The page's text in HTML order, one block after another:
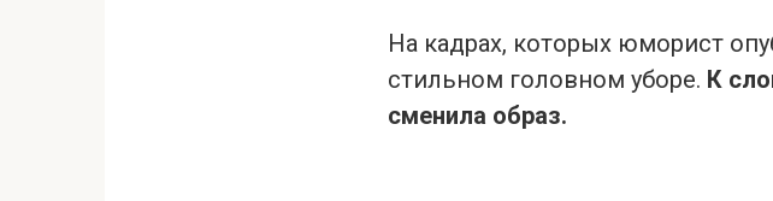
На кадрах, которых юморист
стильном головном уборе. К
сменила образ.